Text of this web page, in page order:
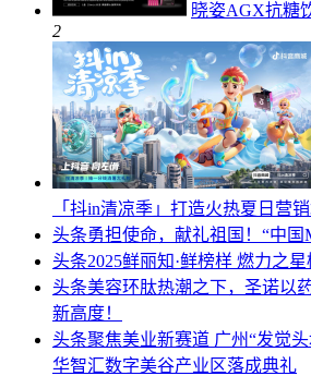
晓姿AGX抗糖
2
「抖in清凉季」打造火热夏日营
头条勇担使命，献礼祖国！“中国
头条2025鲜丽知·鲜榜样 燃力之
头条美容环肽热潮之下，圣诺以
新高度！
头条聚焦美业新赛道 广州“发觉
华智汇数字美谷产业区落成典礼